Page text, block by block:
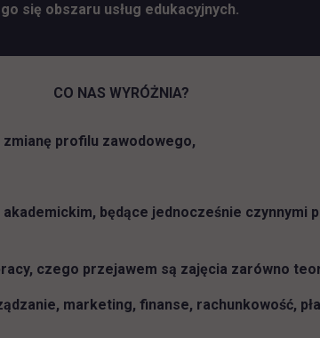
się obszaru usług edukacyjnych.
CO NAS WYRÓŻNIA?
profilu zawodowego,
będące jednocześnie czynnymi
czego przejawem są zajęcia zarówno
marketing, finanse, rachunkowość,